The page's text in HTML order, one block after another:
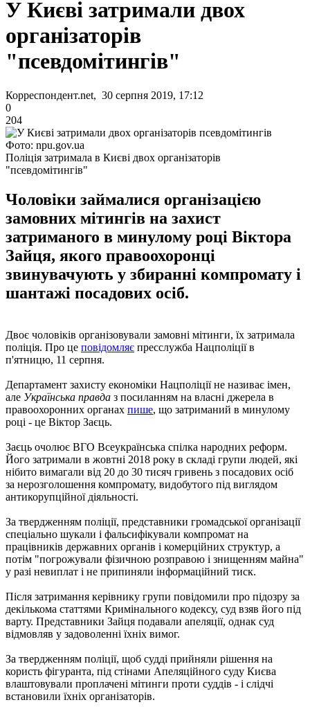
У Києві затримали двох
організаторів
"псевдомітингів"
Корреспондент.net, 30 серпня 2019, 17:12
0
204
Фото: npu.gov.ua
Поліція затримала в Києві двох організаторів
"псевдомітингів"
Чоловіки займалися організацією
замовних мітингів на захист
затриманого в минулому році Віктора
Зайця, якого правоохоронці
звинувачують у збиранні компромату і
шантажі посадових осіб.
Двоє чоловіків організовували замовні мітинги, їх затримала
поліція. Про це повідомляє пресслужба Нацполіції в
п'ятницю, 11 серпня.
Департамент захисту економіки Нацполіції не називає імен,
але Українська правда з посиланням на власні джерела в
правоохоронних органах пише, що затриманий в минулому
році - це Віктор Заєць.
Заєць очолює ВГО Всеукраїнська спілка народних реформ.
Його затримали в жовтні 2018 року в складі групи людей, які
нібито вимагали від 20 до 30 тисяч гривень з посадових осіб
за нерозголошення компромату, видобутого під виглядом
антикорупційної діяльності.
За твердженням поліції, представники громадської організації
спеціально шукали і фальсифікували компромат на
працівників державних органів і комерційних структур, а
потім "погрожували фізичною розправою і знищенням майна"
у разі невиплат і не припиняли інформаційний тиск.
Після затримання керівнику групи повідомили про підозру за
декількома статтями Кримінального кодексу, суд взяв його під
варту. Представники Зайця подавали апеляції, однак суд
відмовляв у задоволенні їхніх вимог.
За твердженням поліції, щоб судді прийняли рішення на
користь фігуранта, під стінами Апеляційного суду Києва
влаштовували проплачені мітинги проти суддів - і слідчі
встановили їхніх організаторів.